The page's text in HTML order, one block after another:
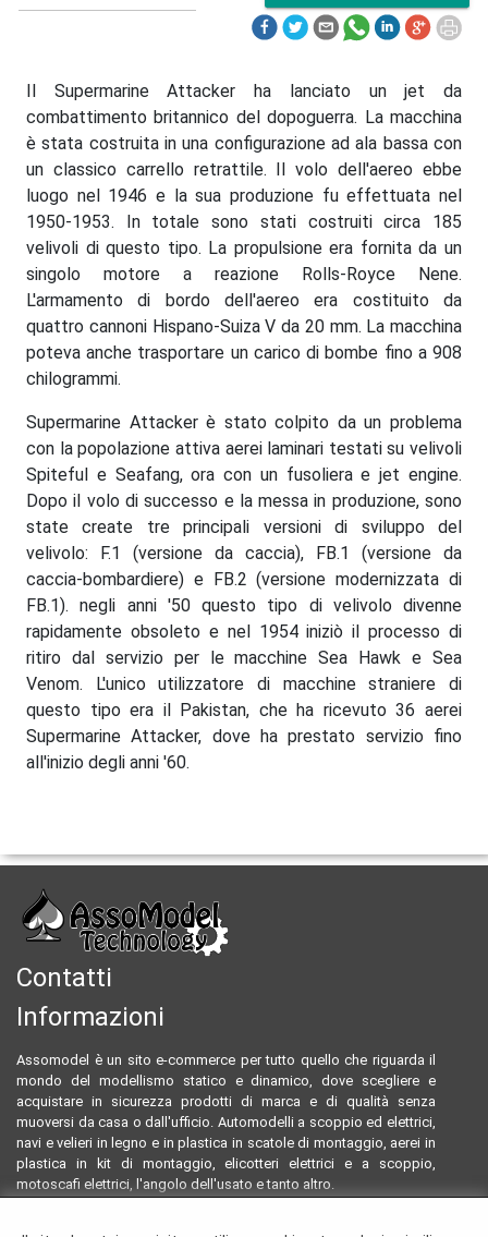
Il Supermarine Attacker ha lanciato un jet da
combattimento britannico del dopoguerra. La macchina
è stata costruita in una configurazione ad ala bassa con
un classico carrello retrattile. Il volo dell'aereo ebbe
luogo nel 1946 e la sua produzione fu effettuata nel
1950-1953. In totale sono stati costruiti circa 185
velivoli di questo tipo. La propulsione era fornita da un
singolo motore a reazione Rolls-Royce Nene.
L'armamento di bordo dell'aereo era costituito da
quattro cannoni Hispano-Suiza V da 20 mm. La macchina
poteva anche trasportare un carico di bombe fino a 908
chilogrammi.
Supermarine Attacker è stato colpito da un problema
con la popolazione attiva aerei laminari testati su velivoli
Spiteful e Seafang, ora con un fusoliera e jet engine.
Dopo il volo di successo e la messa in produzione, sono
state create tre principali versioni di sviluppo del
velivolo: F.1 (versione da caccia), FB.1 (versione da
caccia-bombardiere) e FB.2 (versione modernizzata di
FB.1). negli anni '50 questo tipo di velivolo divenne
rapidamente obsoleto e nel 1954 iniziò il processo di
ritiro dal servizio per le macchine Sea Hawk e Sea
Venom. L'unico utilizzatore di macchine straniere di
questo tipo era il Pakistan, che ha ricevuto 36 aerei
Supermarine Attacker, dove ha prestato servizio fino
all'inizio degli anni '60.
Contatti
Informazioni
Assomodel è un sito e-commerce per tutto quello che riguarda il
mondo del modellismo statico e dinamico, dove scegliere e
acquistare in sicurezza prodotti di marca e di qualità senza
muoversi da casa o dall'ufficio. Automodelli a scoppio ed elettrici,
navi e velieri in legno e in plastica in scatole di montaggio, aerei in
plastica in kit di montaggio, elicotteri elettrici e a scoppio,
motoscafi elettrici, l'angolo dell'usato e tanto altro.